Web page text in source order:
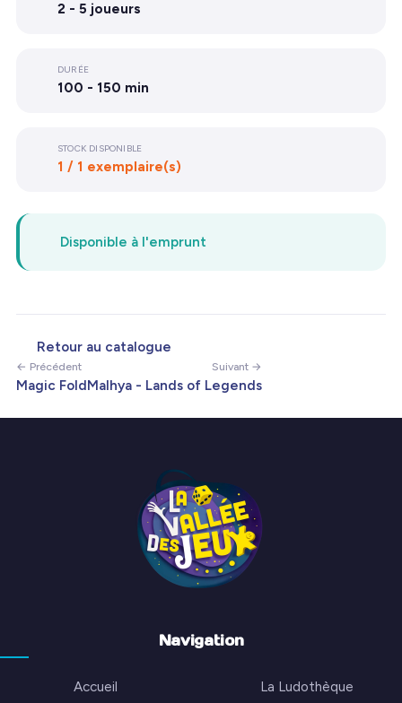
2 - 5 joueurs
DURÉE
100 - 150 min
STOCK DISPONIBLE
1 / 1 exemplaire(s)
Disponible à l'emprunt
Retour au catalogue
← Précédent
Magic Fold
Suivant →
Malhya - Lands of Legends
Navigation
Accueil
La Ludothèque